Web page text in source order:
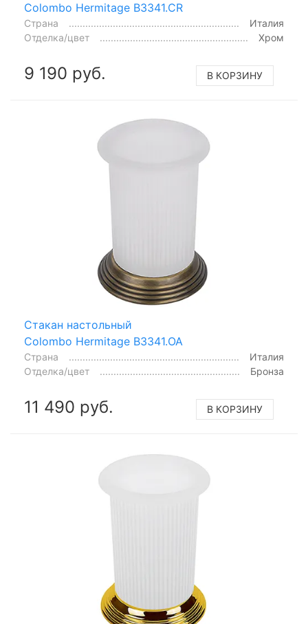
Colombo Hermitage B3341.CR
Страна
Италия
Отделка/цвет
Хром
9 190 руб. В КОРЗИНУ
Стакан настольный
Colombo Hermitage B3341.OA
Страна
Италия
Отделка/цвет
Бронза
11 490 руб. В КОРЗИНУ